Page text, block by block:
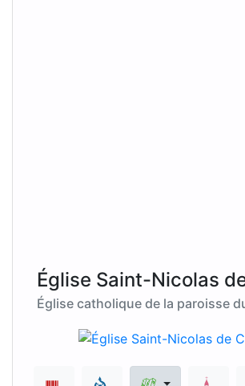
Église Saint-Nicolas
Église catholique de la paroisse